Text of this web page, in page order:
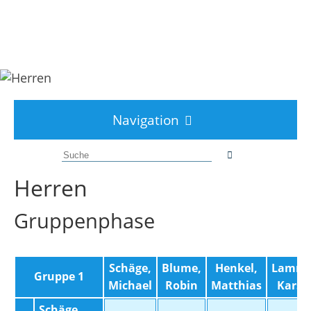
Navigation
Interessenten
Punktspiele
Clubmeisterschaften
Herren
Gruppenphase
Gruppe 1
Schäge,
Michael
Blume,
Robin
Henkel,
Matthias